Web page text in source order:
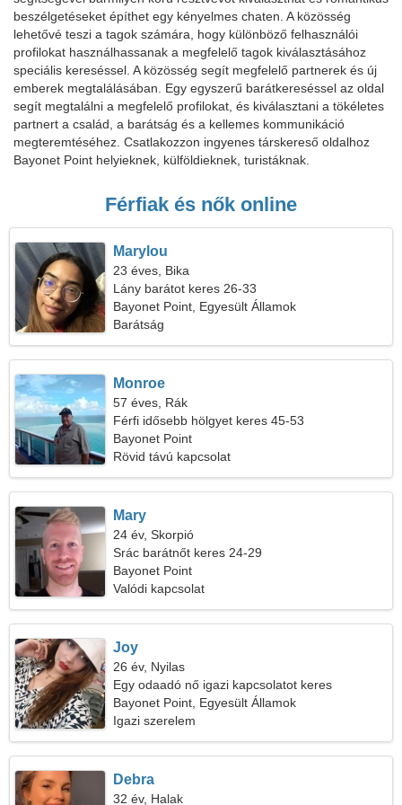
beszélgetéseket építhet egy kényelmes chaten. A közösség
lehetővé teszi a tagok számára, hogy különböző felhasználói
profilokat használhassanak a megfelelő tagok kiválasztásához
speciális kereséssel. A közösség segít megfelelő partnerek és új
emberek megtalálásában. Egy egyszerű barátkereséssel az oldal
segít megtalálni a megfelelő profilokat, és kiválasztani a tökéletes
partnert a család, a barátság és a kellemes kommunikáció
megteremtéséhez. Csatlakozzon ingyenes társkereső oldalhoz
Bayonet Point helyieknek, külföldieknek, turistáknak.
Férfiak és nők online
Marylou
23 éves, Bika
Lány barátot keres 26-33
Bayonet Point, Egyesült Államok
Barátság
Monroe
57 éves, Rák
Férfi idősebb hölgyet keres 45-53
Bayonet Point
Rövid távú kapcsolat
Mary
24 év, Skorpió
Srác barátnőt keres 24-29
Bayonet Point
Valódi kapcsolat
Joy
26 év, Nyilas
Egy odaadó nő igazi kapcsolatot keres
Bayonet Point, Egyesült Államok
Igazi szerelem
Debra
32 év, Halak